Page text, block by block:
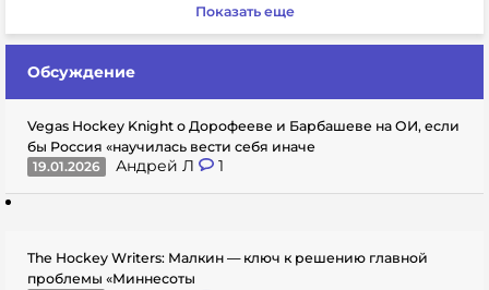
Показать еще
Обсуждение
Vegas Hockey Knight о Дорофееве и Барбашеве на ОИ, если
бы Россия «научилась вести себя иначе
19.01.2026
Андрей Л 1
The Hockey Writers: Малкин — ключ к решению главной
проблемы «Миннесоты